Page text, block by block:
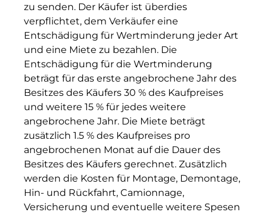
zu senden. Der Käufer ist überdies
verpflichtet, dem Verkäufer eine
Entschädigung für Wertminderung jeder Art
und eine Miete zu bezahlen. Die
Entschädigung für die Wertminderung
beträgt für das erste angebrochene Jahr des
Besitzes des Käufers 30 % des Kaufpreises
und weitere 15 % für jedes weitere
angebrochene Jahr. Die Miete beträgt
zusätzlich 1.5 % des Kaufpreises pro
angebrochenen Monat auf die Dauer des
Besitzes des Käufers gerechnet. Zusätzlich
werden die Kosten für Montage, Demontage,
Hin- und Rückfahrt, Camionnage,
Versicherung und eventuelle weitere Spesen